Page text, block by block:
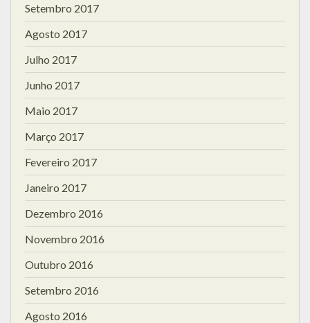
Setembro 2017
Agosto 2017
Julho 2017
Junho 2017
Maio 2017
Março 2017
Fevereiro 2017
Janeiro 2017
Dezembro 2016
Novembro 2016
Outubro 2016
Setembro 2016
Agosto 2016